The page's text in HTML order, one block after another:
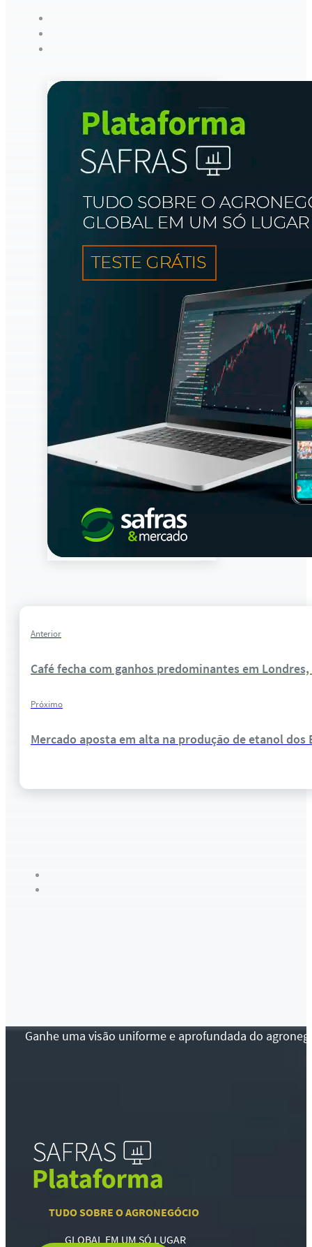
Anterior
Café fecha com ganhos predominantes em
Próximo
Mercado aposta em alta na produção de etanol dos
Ganhe uma visão uniforme e aprofundada do
TUDO SOBRE O AGRONEGÓCIO
GLOBAL EM UM SÓ LUGAR